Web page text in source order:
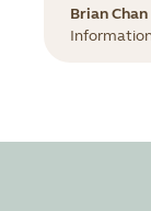
Brian Chan